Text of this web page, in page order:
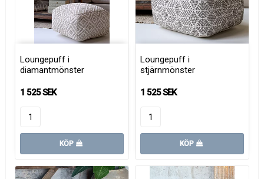
Loungepuff i
diamantmönster
1 525 SEK
KÖP
Loungepuff i
stjärnmönster
1 525 SEK
KÖP